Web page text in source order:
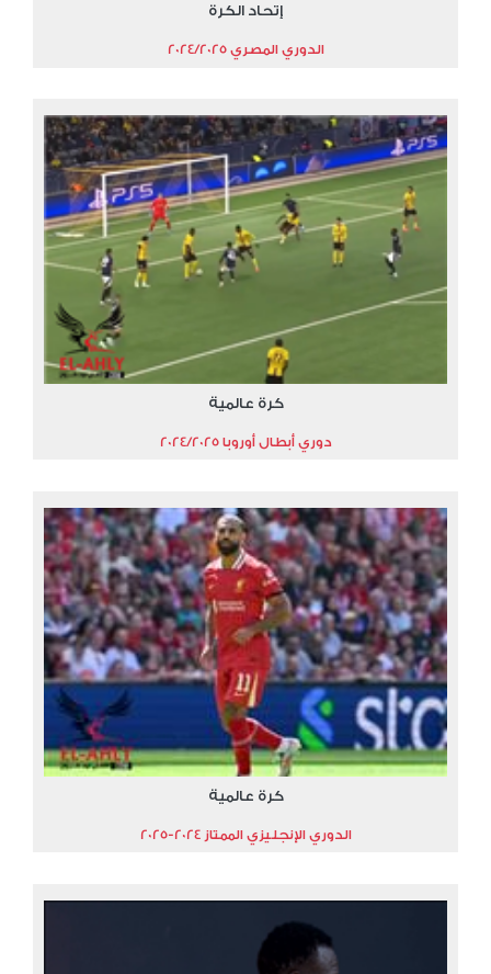
إتحاد الكرة
الدوري المصري 2024/2025
كرة عالمية
دوري أبطال أوروبا 2024/2025
كرة عالمية
الدوري الإنجليزي الممتاز 2024-2025